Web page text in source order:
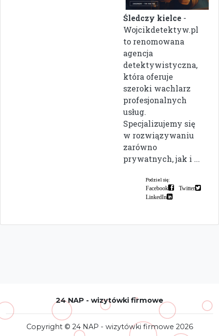
Śledczy kielce -
Wojcikdetektyw.pl
to renomowana
agencja
detektywistyczna,
która oferuje
szeroki wachlarz
profesjonalnych
usług.
Specjalizujemy się
w rozwiązywaniu
zarówno
prywatnych, jak i ...
Podziel się:
Facebook
Twitter
LinkedIn
24 NAP - wizytówki firmowe
Copyright © 24 NAP - wizytówki firmowe 2026